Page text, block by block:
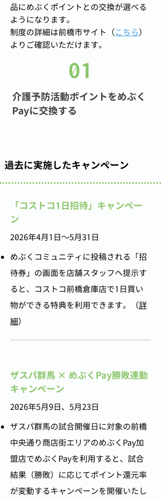
品にめぶくポイントとの交換が選べる
ようになります。
​制度の詳細は前橋市サイト（こちら）
よりご確認いただけます。
01
介護予防活動ポイントをめぶく
Payに交換する
過去に実施したキャンペーン
「コストコ1日招待」キャンペー
ン
2026年4月1日～5月31日
めぶくコミュニティに投稿される「招
待券」の画面を店舗スタッフへ提示す
ると、コストコ前橋倉庫店で1日買い
物ができる特典を利用できます。（詳
細）
ザスパ群馬 × めぶくPay勝敗連動
キャンペーン
2026年5月9日、5月23日
ザスパ群馬の試合開催日に対象の前橋
中央通り商店街エリアのめぶくPay加
盟店でめぶくPayを利用すると、試合
結果（勝敗）に応じてポイント還元率
が変動するキャンペーンを開催いたし